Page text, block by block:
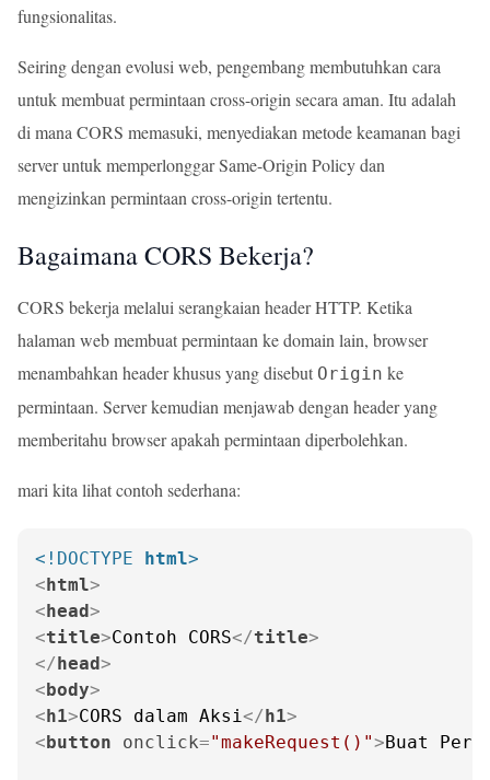
fungsionalitas.
Seiring dengan evolusi web, pengembang membutuhkan cara
untuk membuat permintaan cross-origin secara aman. Itu adalah
di mana CORS memasuki, menyediakan metode keamanan bagi
server untuk memperlonggar Same-Origin Policy dan
mengizinkan permintaan cross-origin tertentu.
Bagaimana CORS Bekerja?
CORS bekerja melalui serangkaian header HTTP. Ketika
halaman web membuat permintaan ke domain lain, browser
menambahkan header khusus yang disebut Origin ke
permintaan. Server kemudian menjawab dengan header yang
memberitahu browser apakah permintaan diperbolehkan.
mari kita lihat contoh sederhana:
<!DOCTYPE html>
<html>
<head>
<title>Contoh CORS</title>
</head>
<body>
<h1>CORS dalam Aksi</h1>
<button onclick="makeRequest()">Buat